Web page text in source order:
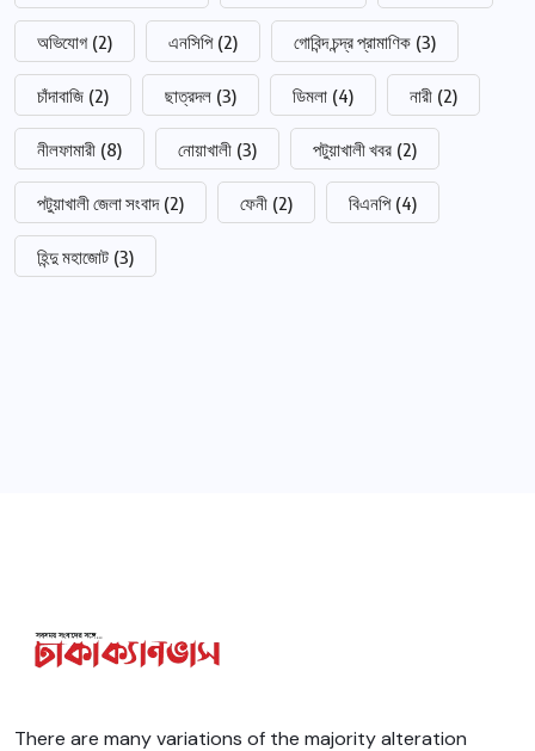
অভিযোগ (2) এনসিপি (2) গোবিন্দ চন্দ্র প্রামাণিক (3)
চাঁদাবাজি (2) ছাত্রদল (3) ডিমলা (4) নারী (2)
নীলফামারী (8) নোয়াখালী (3) পটুয়াখালী খবর (2)
পটুয়াখালী জেলা সংবাদ (2) ফেনী (2) বিএনপি (4)
হিন্দু মহাজোট (3)
There are many variations of the majority alteration